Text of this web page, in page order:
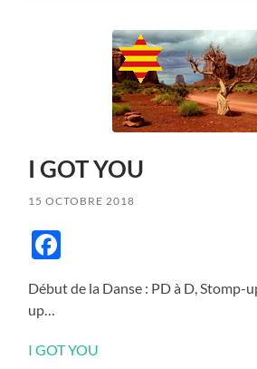
I GOT YOU
15 OCTOBRE 2018
Début de la Danse : PD à D, Stomp-
up…
I GOT YOU